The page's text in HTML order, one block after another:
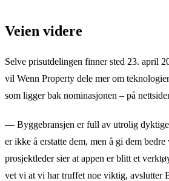
Veien videre
Selve prisutdelingen finner sted 23. april
vil Wenn Property dele mer om
som ligger bak nominasjonen – på
— Byggebransjen er full av utrolig dyktige
er ikke å erstatte dem, men å gi dem
prosjektleder sier at appen er blitt et
vet vi at vi har truffet noe viktig, avslutter